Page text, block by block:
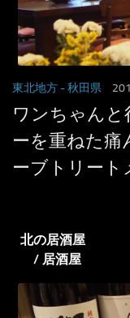
東北地方 - 秋田県
ワンちゃんと
ーを重ねた痛
ーブトリート
北の居酒屋
/ 居酒屋